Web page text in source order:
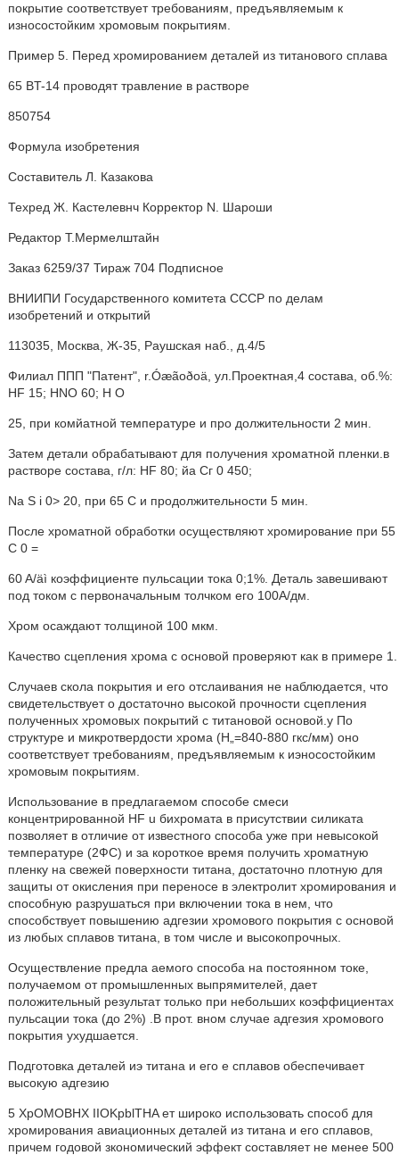
покрытие соответствует требованиям, предъявляемым к
износостойким хромовым покрытиям.
Пример 5. Перед хромированием деталей из титанового сплава
65 BT-14 проводят травление в растворе
850754
Формула изобретения
Составитель Л. Казакова
Техред Ж. Кастелевнч Корректор N. Шароши
Редактор Т.Мермелштайн
Заказ 6259/37 Тираж 704 Подписное
ВНИИПИ Государственного комитета СССР по делам
изобретений и открытий
113035, Москва, Ж-35, Раушская наб., д.4/5
Филиал ППП "Патент", r.Óæãoðoä, ул.Проектная,4 состава, об.%:
HF 15; HNO 60; Н О
25, при комйатной температуре и про должительности 2 мин.
Затем детали обрабатывают для получения хроматной пленки.в
растворе состава, г/л: HF 80; йа Сг 0 450;
Na S i 0> 20, при 65 С и продолжительности 5 мин.
После хроматной обработки осуществляют хромирование при 55
С 0 =
60 A/äì коэффициенте пульсации тока 0;1%. Деталь завешивают
под током с первоначальным толчком его 100А/дм.
Хром осаждают толщиной 100 мкм.
Качество сцепления хрома с основой проверяют как в примере 1.
Случаев скола покрытия и его отслаивания не наблюдается, что
свидетельствует о достаточно высокой прочности сцепления
полученных хромовых покрытий с титановой основой.у По
структуре и микротвердости хрома (Н„=840-880 гкс/мм) оно
соответствует требованиям, предъявляемым к иэносостойким
хромовым покрытиям.
Использование в предлагаемом способе смеси
концентрированной HF u бихромата в присутствии силиката
позволяет в отличие от известного способа уже при невысокой
температуре (2ФС) и за короткое время получить хроматную
пленку на свежей поверхности титана, достаточно плотную для
защиты от окисления при переносе в электролит хромирования и
способную разрушаться при включении тока в нем, что
способствует повышению адгезии хромового покрытия с основой
из любых сплавов титана, в том числе и высокопрочных.
Осуществление предла аемого способа на постоянном токе,
получаемом от промышленных выпрямителей, дает
положительный результат только при небольших коэффициентах
пульсации тока (до 2%) .B прот. вном случае адгезия хромового
покрытия ухудшается.
Подготовка деталей иэ титана и его е сплавов обеспечивает
высокую адгезию
5 XpOMOBHX IIOKpblTHA ет широко использовать способ для
хромирования авиационных деталей из титана и его сплавов,
причем годовой зкономический эффект составляет не менее 500